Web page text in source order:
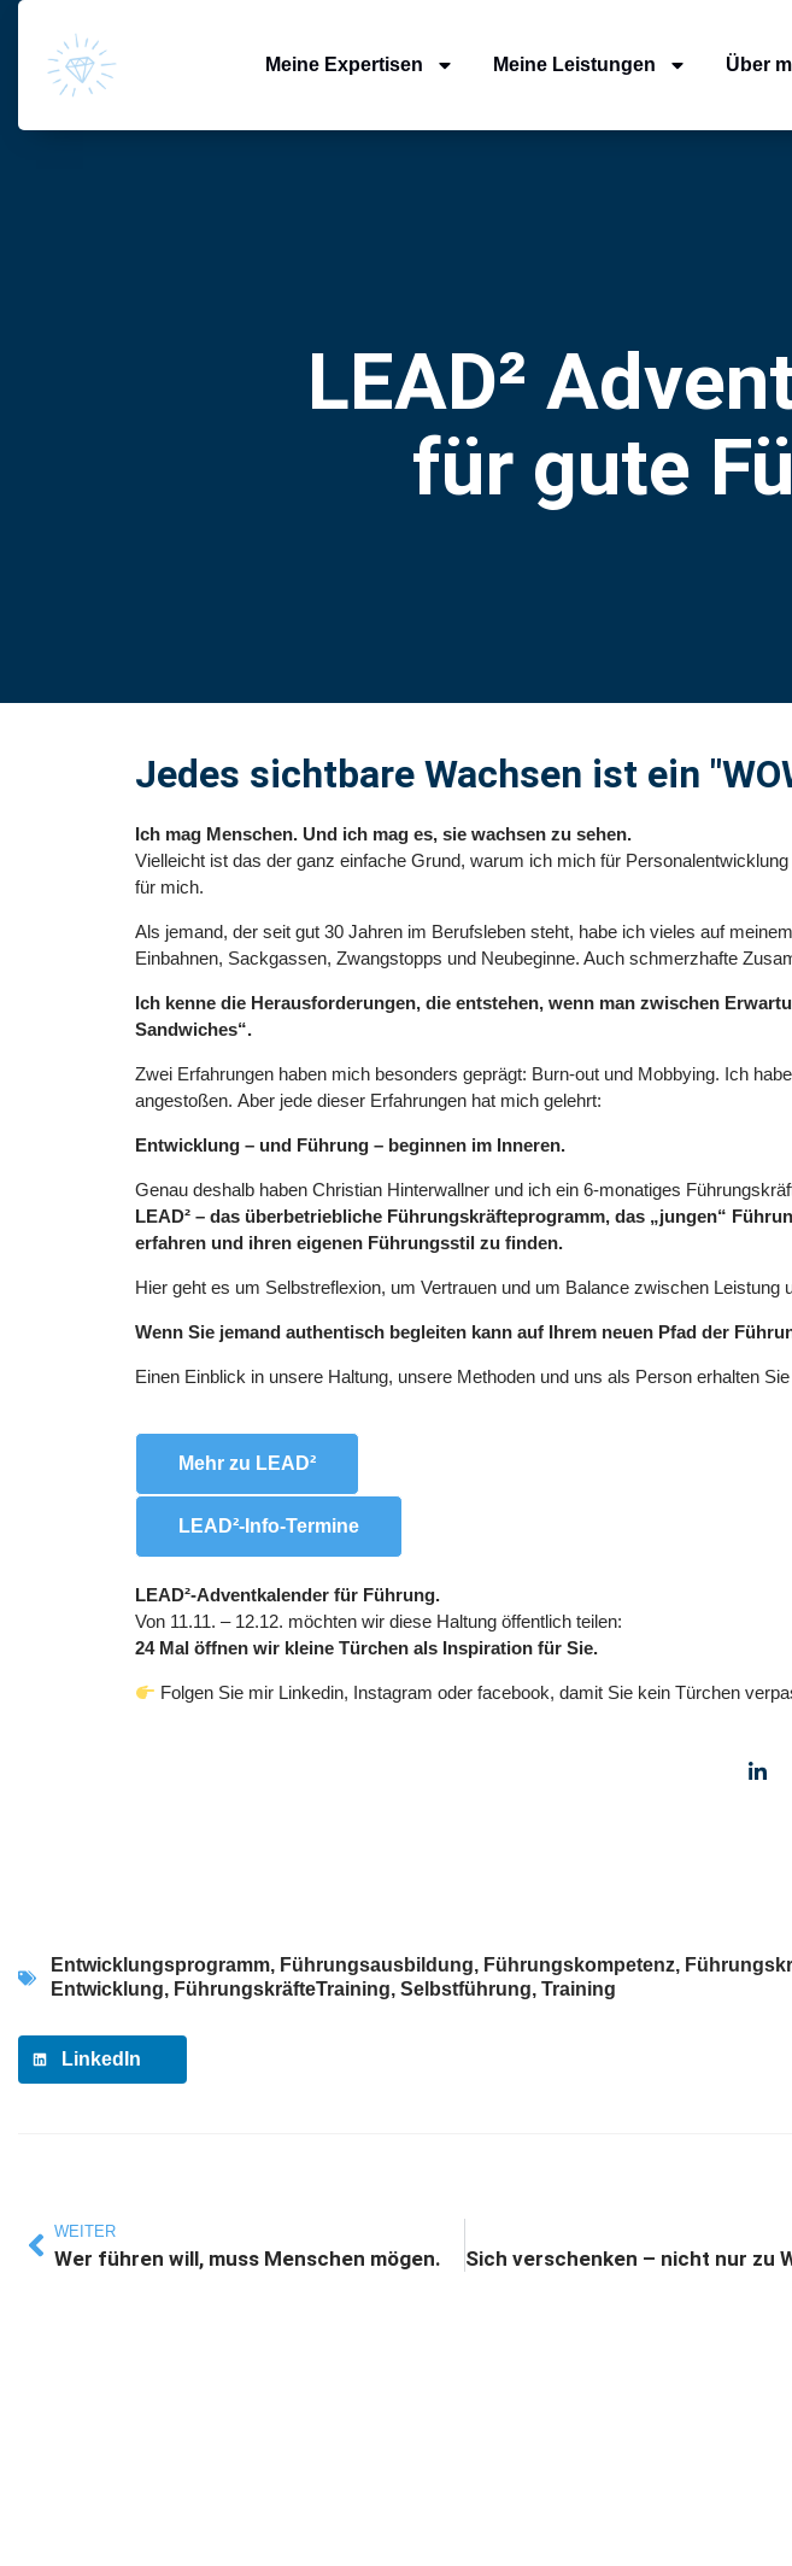
Meine Expertisen Meine Leistungen Über
LEAD²
für gute
Jedes sichtbare Wachsen ist ein
Ich mag Menschen. Und ich mag es, sie wachsen zu sehen.
Vielleicht ist das der ganz einfache Grund, warum ich mich für
für mich.
Als jemand, der seit gut 30 Jahren im Berufsleben steht, habe ich vieles auf
Einbahnen, Sackgassen, Zwangstopps und Neubeginne. Auch schmerzhafte
Ich kenne die Herausforderungen, die entstehen, wenn man zwischen
Sandwiches“.
Zwei Erfahrungen haben mich besonders geprägt: Burn-out und Mobbying. Ich
angestoßen. Aber jede dieser Erfahrungen hat mich gelehrt:
Entwicklung – und Führung – beginnen im Inneren.
Genau deshalb haben Christian Hinterwallner und ich ein 6-monatiges
LEAD² – das überbetriebliche Führungskräfteprogramm, das „jungen“
erfahren und ihren eigenen Führungsstil zu finden.
Hier geht es um Selbstreflexion, um Vertrauen und um Balance zwischen Leistung
Wenn Sie jemand authentisch begleiten kann auf Ihrem neuen Pfad der
Einen Einblick in unsere Haltung, unsere Methoden und uns als Person erhalten
Mehr zu LEAD²
LEAD²-Info-Termine
LEAD²-Adventkalender für Führung.
Von 11.11. – 12.12. möchten wir diese Haltung öffentlich teilen:
24 Mal öffnen wir kleine Türchen als Inspiration für Sie.
Folgen Sie mir Linkedin, Instagram oder facebook, damit Sie kein Türchen
Entwicklungsprogramm, Führungsausbildung, Führungskompetenz,
Entwicklung, FührungskräfteTraining, Selbstführung, Training
LinkedIn
WEITER
Wer führen will, muss Menschen mögen.